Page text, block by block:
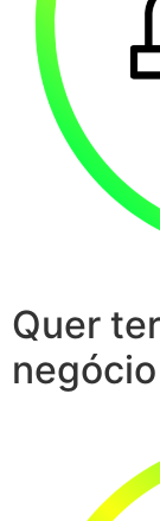
Quer
negócio